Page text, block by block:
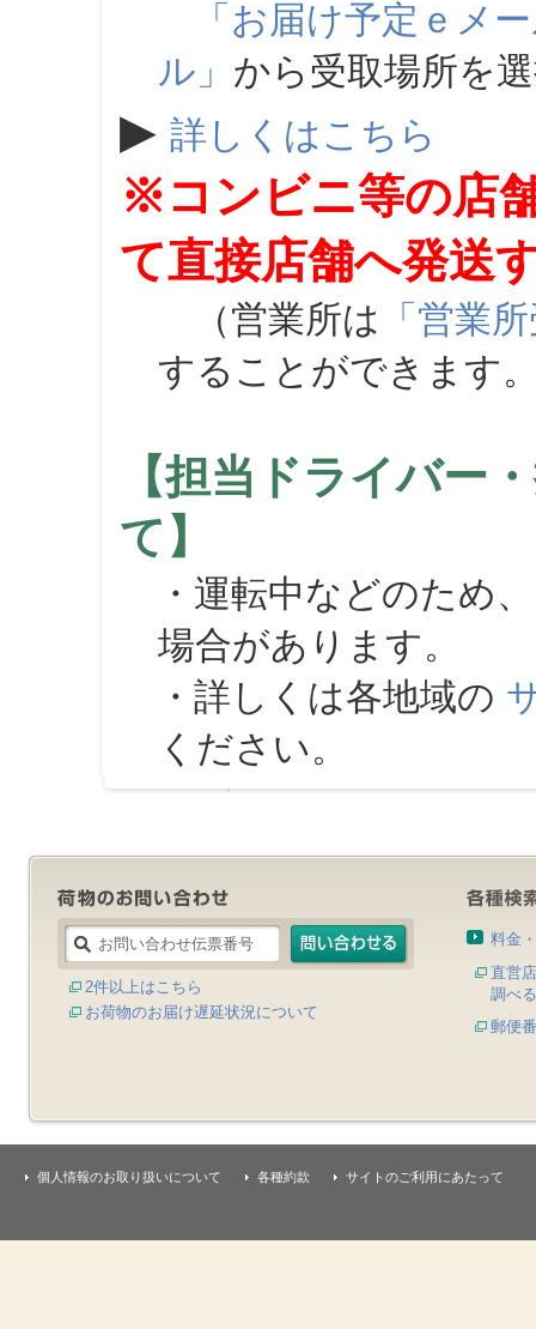
「お届け予定ｅメ
ル」 から受取場所を
▶ 詳しくはこちら
※コンビニ等の店
て直接店舗へ発送
（営業所は 「営業
することができます
【担当ドライバー
て】
・運転中などのため
場合があります。
・詳しくは各地域の
ください。
2件以上はこちら
お荷物のお届け遅延状況について
料金
直営
調べる
郵便
個人情報のお取り扱いについて 各種約款 サイトのご利用にあたって